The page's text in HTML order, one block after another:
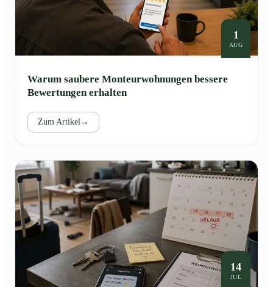
1
AUG
Warum saubere Monteurwohnungen bessere
Bewertungen erhalten
Zum Artikel→
14
JUL